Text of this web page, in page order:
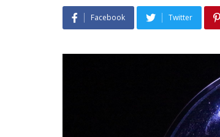
Facebook Twitter